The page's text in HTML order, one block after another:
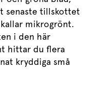
senaste tillskottet
mikrogrönt.
i den här
hittar du flera
kryddiga små